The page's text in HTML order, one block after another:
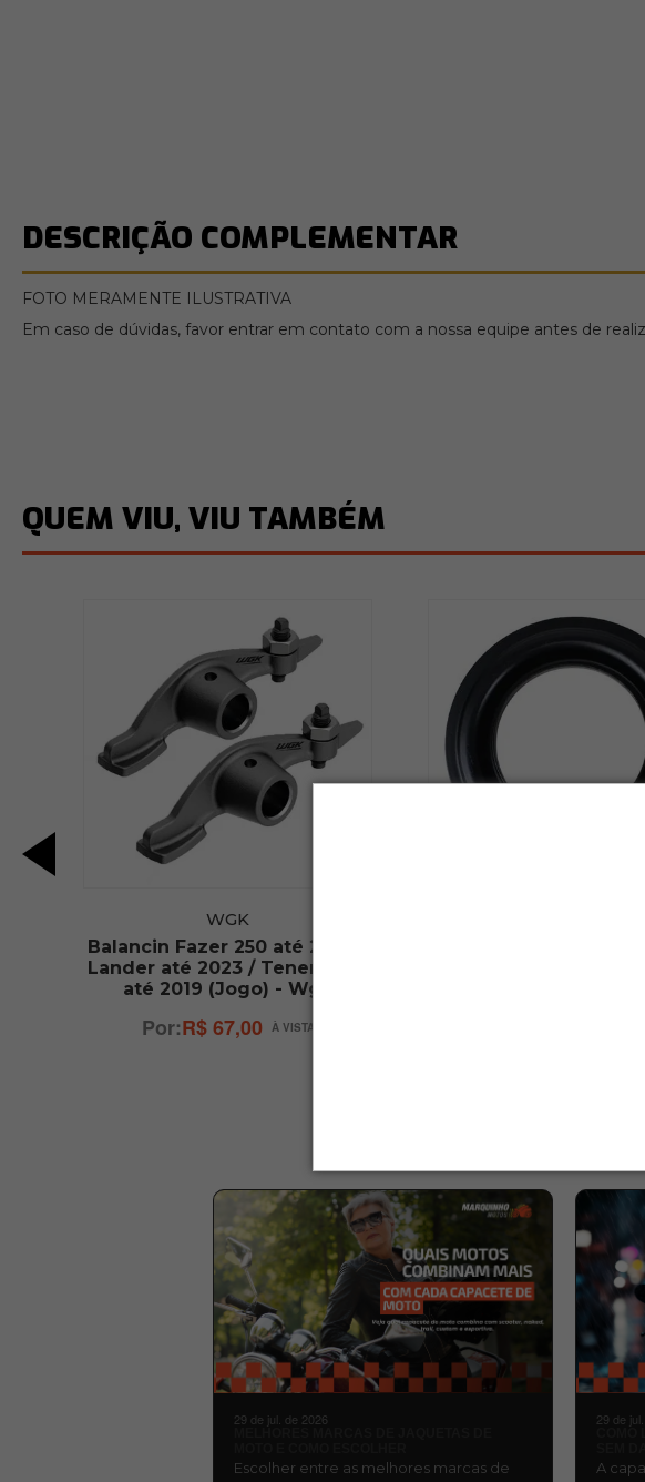
DESCRIÇÃO COMPLEMENTAR
FOTO MERAMENTE ILUSTRATIVA
Em caso de dúvidas, favor entrar em contato com a nossa equipe antes de
QUEM VIU, VIU TAMBÉM
WGK
Balancin Fazer 250 até 2024 /
Lander até 2023 / Tenere 250
até 2019 (Jogo) - Wgk
R$ 67,00
29 de jul. de 2026
Escolher entre as melhores marcas de
29 de
A